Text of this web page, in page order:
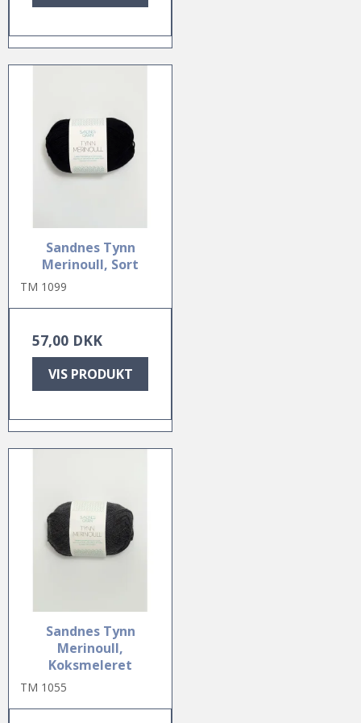
Sandnes Tynn
Merinoull, Sort
TM 1099
57,00 DKK
VIS PRODUKT
Sandnes Tynn
Merinoull,
Koksmeleret
TM 1055